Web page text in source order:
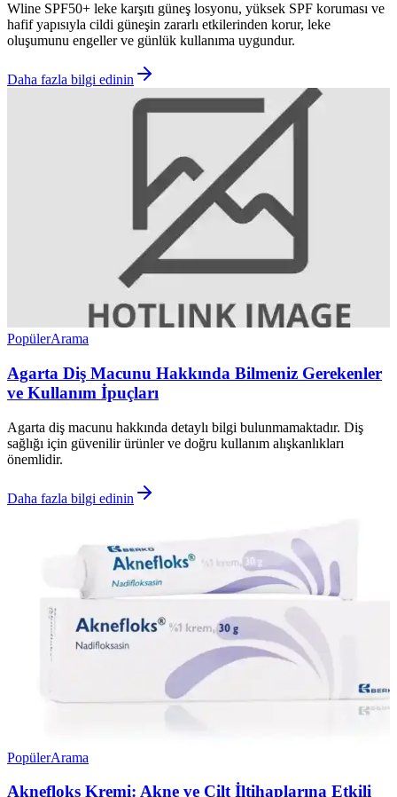
Wline SPF50+ leke karşıtı güneş losyonu, yüksek SPF koruması ve
hafif yapısıyla cildi güneşin zararlı etkilerinden korur, leke
oluşumunu engeller ve günlük kullanıma uygundur.
Daha fazla bilgi edinin
PopülerArama
Agarta Diş Macunu Hakkında Bilmeniz Gerekenler
ve Kullanım İpuçları
Agarta diş macunu hakkında detaylı bilgi bulunmamaktadır. Diş
sağlığı için güvenilir ürünler ve doğru kullanım alışkanlıkları
önemlidir.
Daha fazla bilgi edinin
PopülerArama
Aknefloks Kremi: Akne ve Cilt İltihaplarına Etkili